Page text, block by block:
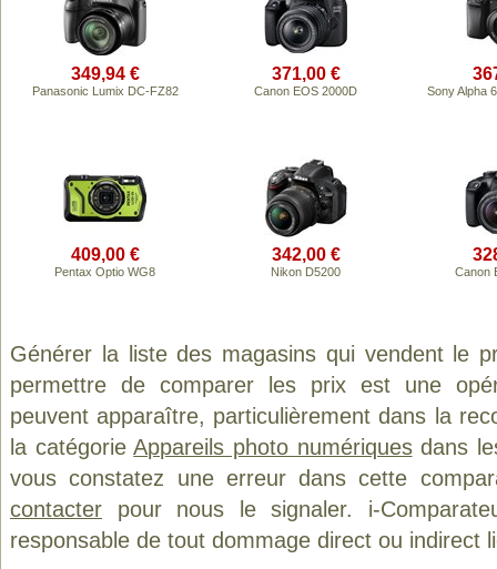
349,94 €
Panasonic Lumix DC-FZ82
371,00 €
Canon EOS 2000D Sony Alpha
409,00 €
Pentax Optio WG8
342,00 €
Nikon D5200 Canon
Générer la liste des magasins qui vendent le
permettre de comparer les prix est une
peuvent apparaître, particulièrement dans la
la catégorieAppareils photo numériquesdans
vous constatez une erreur dans cette
contacter pour nous le signaler. i-
responsable de tout dommage direct ou indirect